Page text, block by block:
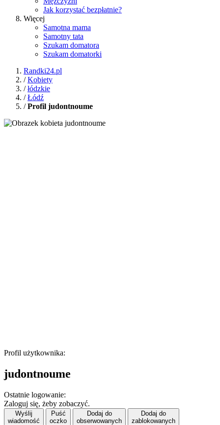
Jak korzystać bezpłatnie?
Więcej
Samotna mama
Samotny tata
Szukam domatora
Szukam domatorki
Randki24.pl
/Kobiety
/łódzkie
/Łódź
/Profil judontnoume
Profil użytkownika:
judontnoume
Ostatnie logowanie:
Zaloguj się, żeby zobaczyć.
Wyślij
wiadomość
Puść
oczko
Dodaj do
obserwowanych
Dodaj do
zablokowanych